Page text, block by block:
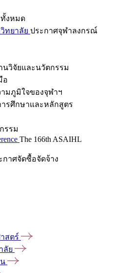
งหมด
ทยาลัย ประกาศจุฬาลงกรณ์
นวิจัยและนวัตกรรม
อ
มภูมิใจของจุฬาฯ
ารศึกษาและหลักสูตร
รรม
The 166th ASAIHL
กาศจัดซื้อจัดจ้าง
สตร์
ลัย